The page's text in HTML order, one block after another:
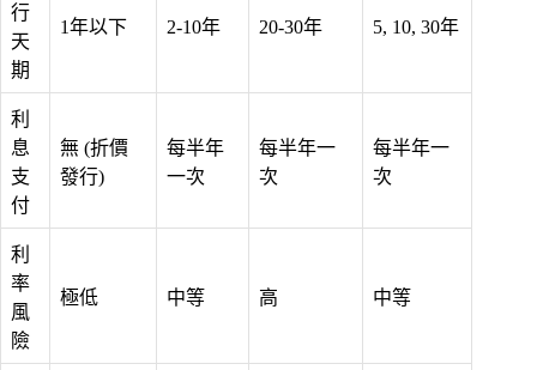
行
天
期
1年以下 2-10年 20-30年 5, 10, 30年
利
息
支
付
無 (折價
發行)
每半年
一次
每半年一
次
每半年一
次
利
率
風
險
極低 中等 高 中等